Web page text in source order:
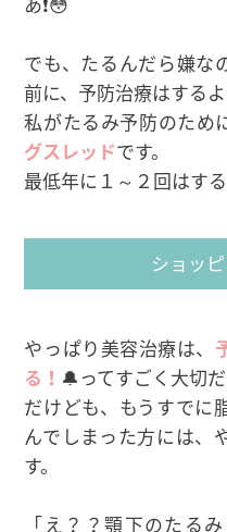
でも、たるんだら嫌な
前に、予防治療はするよ
私がたるみ予防のため
グスレッドです。
最低年に１～２回はす
ショッ
やっぱり美容治療は、
る！ 🔔ってすごく大切
だけども、もうすでに
んでしまった方には、
す。
「え？？顎下のたる